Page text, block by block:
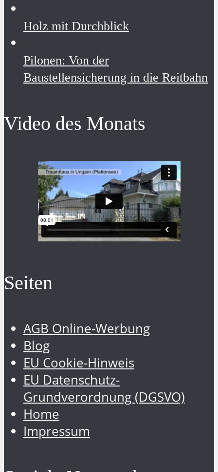
Holz mit Durchblick
Pilonen: Von der
Baustellensicherung in die Reitbahn
Video des Monats
Seiten
AGB Online-Werbung
Blog
EU Cookie-Hinweis
EU Datenschutz-
Grundverordnung (DGSVO)
Home
Impressum